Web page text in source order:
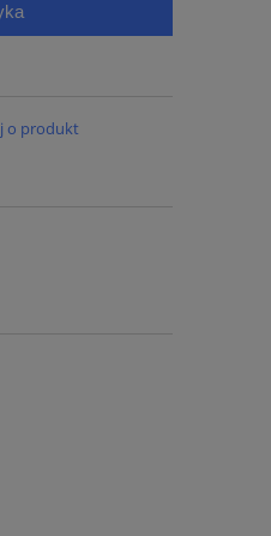
o produkt